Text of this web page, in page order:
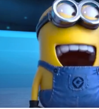
Economia
Sport
PODCAST